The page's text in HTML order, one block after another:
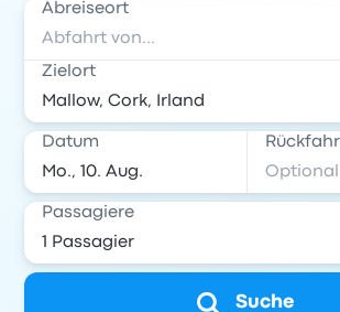
Abreiseort
Zielort
Datum
Passagiere
Suche